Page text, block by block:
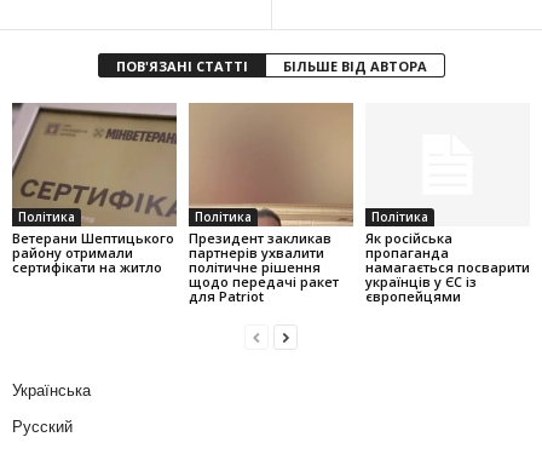
ПОВ'ЯЗАНІ СТАТТІ БІЛЬШЕ ВІД АВТОРА
Політика
Ветерани Шептицького
району отримали
сертифікати на житло
Політика
Президент закликав
партнерів ухвалити
політичне рішення
щодо передачі ракет
для Patriot
Політика
Як російська
пропаганда
намагається посварити
українців у ЄС із
європейцями
Українська
Русский